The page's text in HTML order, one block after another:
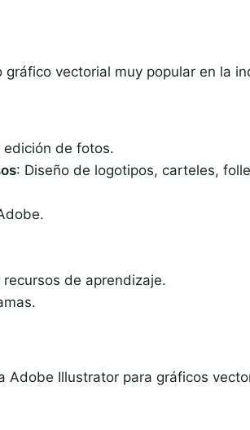
gráfico vectorial muy popular en la
de fotos.
: Diseño de logotipos, carteles,
de aprendizaje.
Adobe Illustrator para gráficos